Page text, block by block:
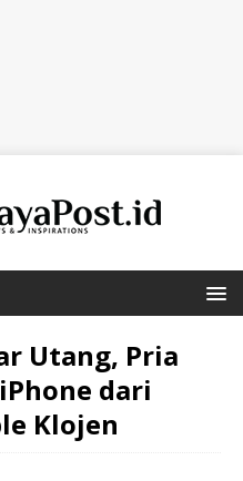
Utang, Pria
dari
Klojen